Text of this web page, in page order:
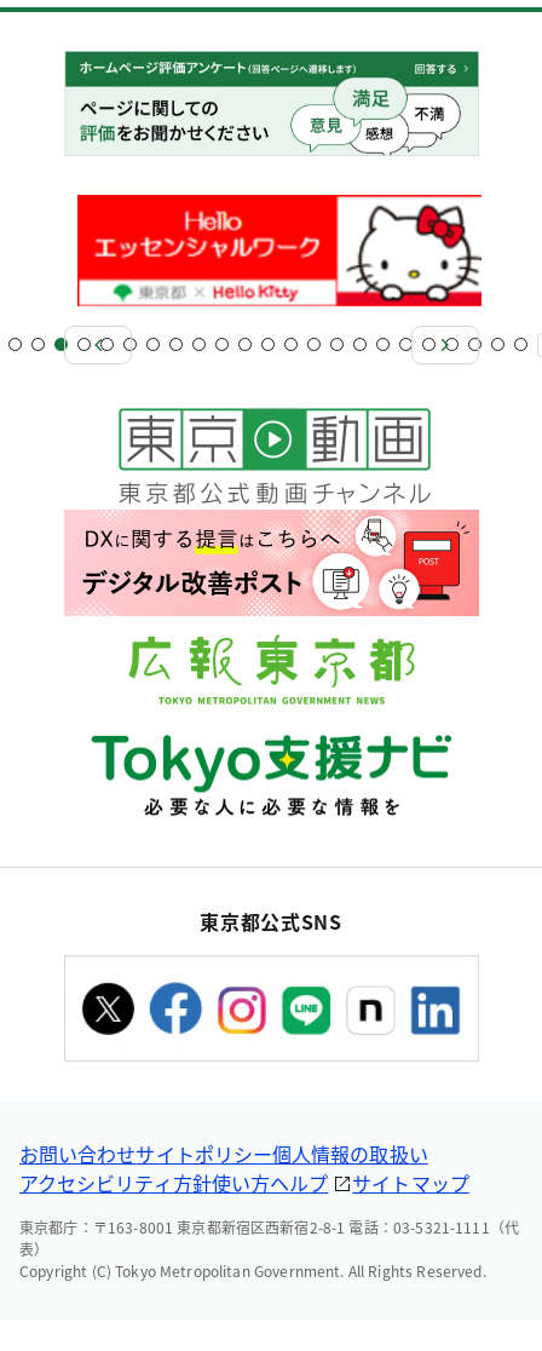
東京都公式SNS
お問い合わせサイトポリシー個人情報の取扱い
アクセシビリティ方針使い方ヘルプ サイトマップ
東京都庁：〒163-8001 東京都新宿区西新宿2-8-1 電話：03-5321-1111（代
表）
Copyright (C) Tokyo Metropolitan Government. All Rights Reserved.